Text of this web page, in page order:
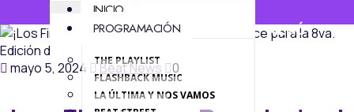
INICIO
PROGRAMACIÓN
THE PLAYLIST
FLASHBACK MUSIC
LA ÚLTIMA Y NOS VAMOS
MENÚ
mayo 5, 2024 Beat News 0